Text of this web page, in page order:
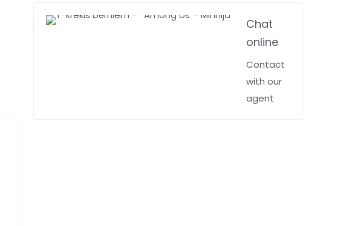
Chat
online
Contact
with our
agent